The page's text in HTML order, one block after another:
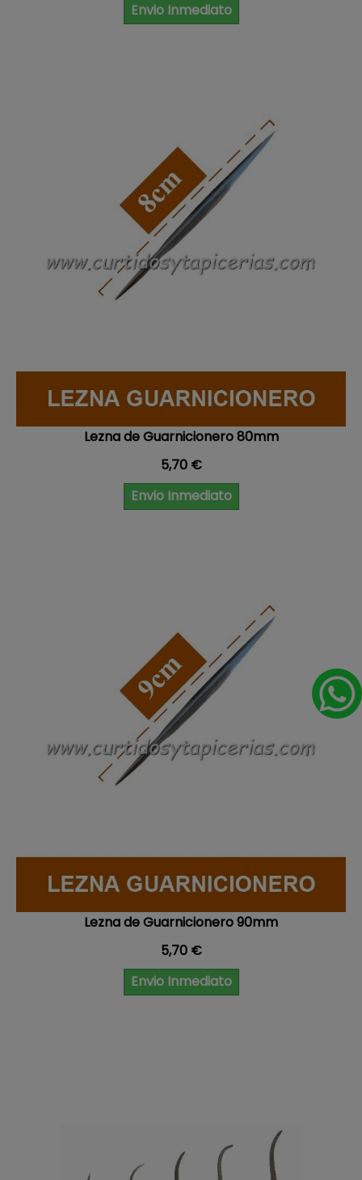
Envio Inmediato
Lezna de Guarnicionero 80mm
Precio
5,70 €
Envio Inmediato
Lezna de Guarnicionero 90mm
Precio
5,70 €
Envio Inmediato